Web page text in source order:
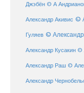
Джэбён © А
Александр Акивис ©
Гуляев ©
Александр Кусакин ©
Александр Раш ©
Александр